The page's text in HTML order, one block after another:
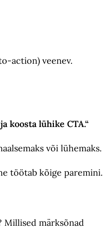
action) veenev.
koosta lühike CTA.“
või lühemaks.
töötab kõige paremini.
Millised märksõnad